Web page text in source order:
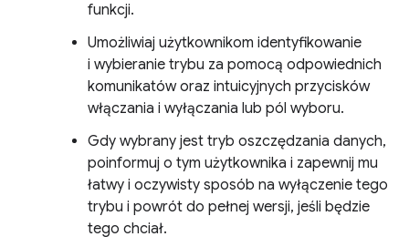
funkcji.
Umożliwiaj użytkownikom identyfikowanie
i wybieranie trybu za pomocą odpowiednich
komunikatów oraz intuicyjnych przycisków
włączania i wyłączania lub pól wyboru.
Gdy wybrany jest tryb oszczędzania danych,
poinformuj o tym użytkownika i zapewnij mu
łatwy i oczywisty sposób na wyłączenie tego
trybu i powrót do pełnej wersji, jeśli będzie
tego chciał.